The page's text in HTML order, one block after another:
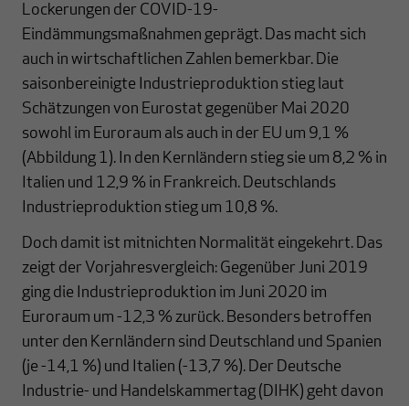
Lockerungen der COVID-19-
Eindämmungsmaßnahmen geprägt. Das macht sich
auch in wirtschaftlichen Zahlen bemerkbar. Die
saisonbereinigte Industrieproduktion stieg laut
Schätzungen von Eurostat gegenüber Mai 2020
sowohl im Euroraum als auch in der EU um 9,1 %
(Abbildung 1). In den Kernländern stieg sie um 8,2 % in
Italien und 12,9 % in Frankreich. Deutschlands
Industrieproduktion stieg um 10,8 %.
Doch damit ist mitnichten Normalität eingekehrt. Das
zeigt der Vorjahresvergleich: Gegenüber Juni 2019
ging die Industrieproduktion im Juni 2020 im
Euroraum um -12,3 % zurück. Besonders betroffen
unter den Kernländern sind Deutschland und Spanien
(je -14,1 %) und Italien (-13,7 %). Der Deutsche
Industrie- und Handelskammertag (DIHK) geht davon